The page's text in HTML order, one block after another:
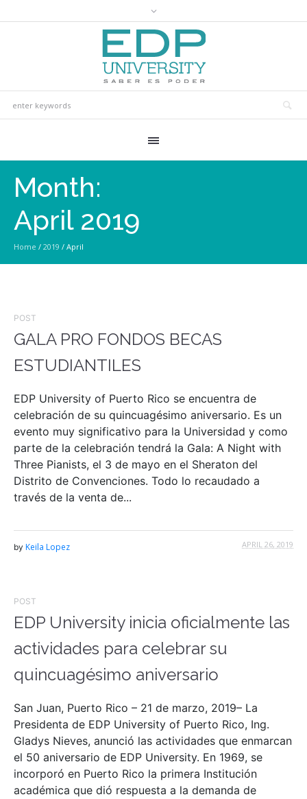
Month:
April 2019
Home / 2019 / April
POST
GALA PRO FONDOS BECAS
ESTUDIANTILES
EDP University of Puerto Rico se encuentra de
celebración de su quincuagésimo aniversario. Es un
evento muy significativo para la Universidad y como
parte de la celebración tendrá la Gala: A Night with
Three Pianists, el 3 de mayo en el Sheraton del
Distrito de Convenciones. Todo lo recaudado a
través de la venta de...
APRIL 26, 2019
by Keila Lopez
POST
EDP University inicia oficialmente las
actividades para celebrar su
quincuagésimo aniversario
San Juan, Puerto Rico – 21 de marzo, 2019– La
Presidenta de EDP University of Puerto Rico, Ing.
Gladys Nieves, anunció las actividades que enmarcan
el 50 aniversario de EDP University. En 1969, se
incorporó en Puerto Rico la primera Institución
académica que dió respuesta a la demanda de